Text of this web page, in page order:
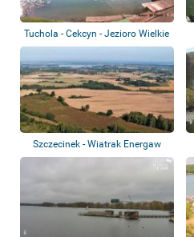
Tuchola - Cekcyn - Jezioro Wielkie
Cekcy...
Szczecinek - Wiatrak Energaw